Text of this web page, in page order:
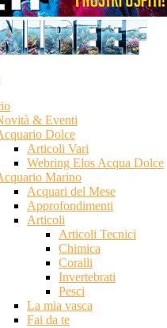
& Eventi
Dolce
Articoli Vari
Webring Elos Acqua Dolce
Marino
Acquari del Mese
Approfondimenti
Articoli
Articoli Tecnici
Chimica
Coralli
Invertebrati
Pesci
La mia vasca
Fai da te